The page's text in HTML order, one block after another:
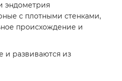
эндометрия
с плотными стенками,
происхождение и
развиваются из